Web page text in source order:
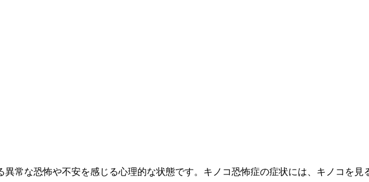
異常な恐怖や不安を感じる心理的な状態です。キノコ恐怖症の症状には、キノコを見